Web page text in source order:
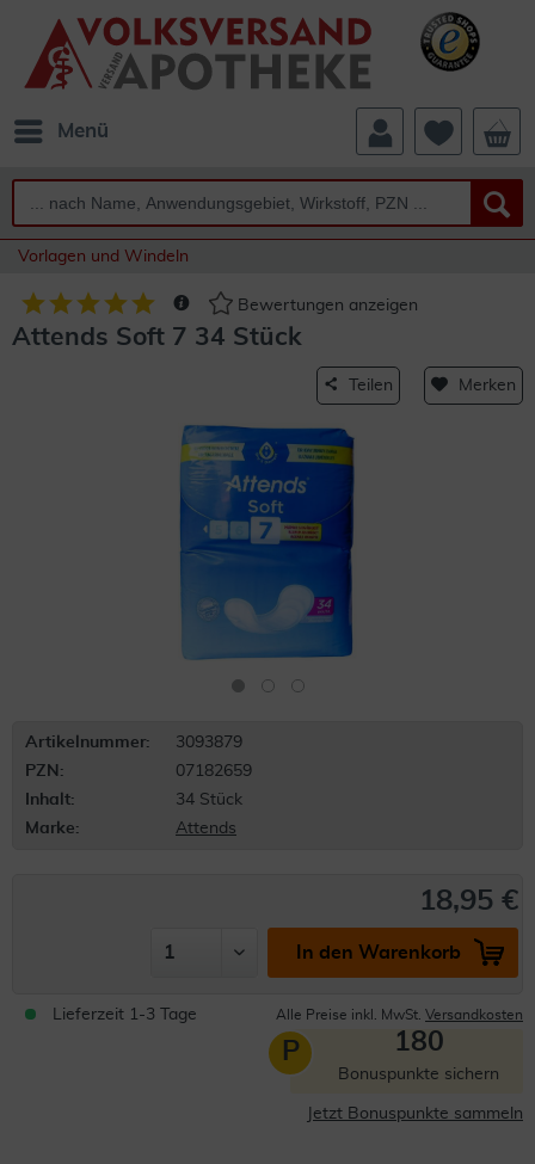
Menü
Vorlagen und Windeln
Bewertungen anzeigen
Attends Soft 7 34 Stück
Teilen Merken
Artikelnummer:
3093879
PZN:
07182659
Inhalt:
34 Stück
Marke:
Attends
18,95 €
In den Warenkorb
Lieferzeit 1-3 Tage Alle Preise inkl. MwSt. Versandkosten
P 180
Bonuspunkte sichern
Jetzt Bonuspunkte sammeln